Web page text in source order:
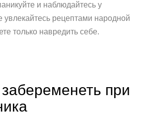
и наблюдайтесь у
увлекайтесь рецептами народной
только навредить себе.
при